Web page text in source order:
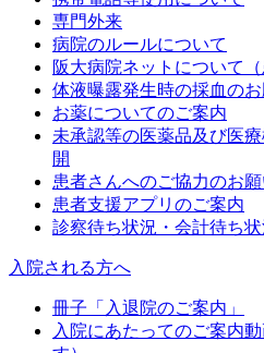
専門外来
病院のルールについて
阪大病院ネットについて（
体液曝露発生時の採血の
お薬についてのご案内
未承認等の医薬品及び医
開
患者さんへのご協力のお願
患者支援アプリのご案内
診察待ち状況・会計待ち
入院される方へ
冊子「入退院のご案内」
入院にあたってのご案内